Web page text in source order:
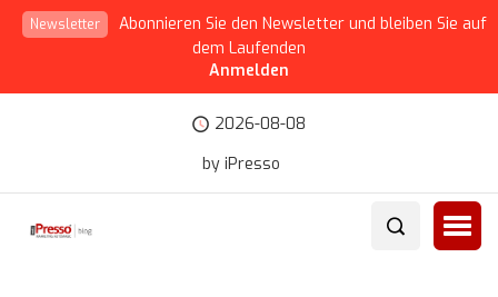
Newsletter
Abonnieren Sie den Newsletter und bleiben Sie auf
dem Laufenden
Anmelden
2026-08-08
by iPresso